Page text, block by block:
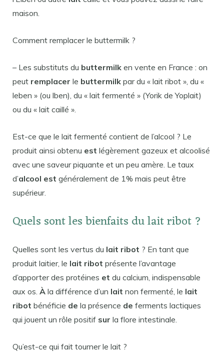
maison.
Comment remplacer le buttermilk ?
– Les substituts du buttermilk en vente en France : on
peut remplacer le buttermilk par du « lait ribot », du «
leben » (ou lben), du « lait fermenté » (Yorik de Yoplait)
ou du « lait caillé ».
Est-ce que le lait fermenté contient de l’alcool ? Le
produit ainsi obtenu est légèrement gazeux et alcoolisé
avec une saveur piquante et un peu amère. Le taux
d’alcool est généralement de 1% mais peut être
supérieur.
Quels sont les bienfaits du lait ribot ?
Quelles sont les vertus du lait ribot ? En tant que
produit laitier, le lait ribot présente l’avantage
d’apporter des protéines et du calcium, indispensable
aux os. À la différence d’un lait non fermenté, le lait
ribot bénéficie de la présence de ferments lactiques
qui jouent un rôle positif sur la flore intestinale.
Qu’est-ce qui fait tourner le lait ?